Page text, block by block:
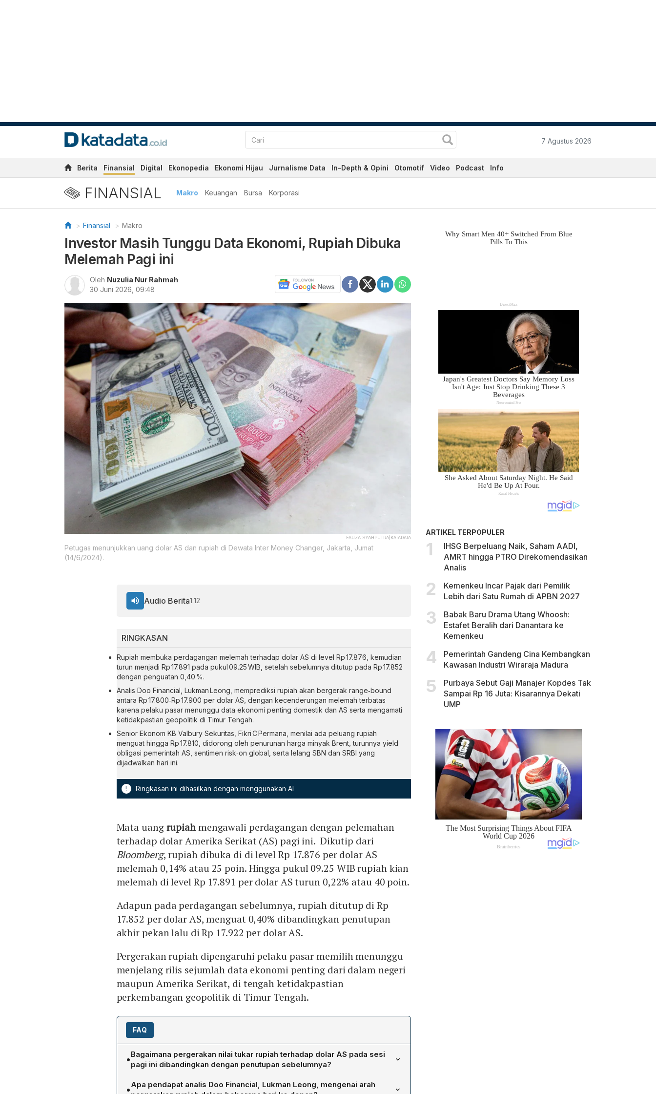
7 Agustus 2026
Berita Finansial Digital Ekonopedia Ekonomi Hijau Jurnalisme Data In-Depth & Opini Otomotif Video Podcast Info
FINANSIAL Makro Keuangan Bursa Korporasi
Finansial Makro
Investor Masih Tunggu Data Ekonomi, Rupiah Dibuka
Melemah Pagi ini
Oleh Nuzulia Nur Rahmah
30 Juni 2026, 09:48
FAUZA SYAHPUTRA|KATADATA
Petugas menunjukkan uang dolar AS dan rupiah di Dewata Inter Money Changer, Jakarta, Jumat
(14/6/2024).
RINGKASAN
Rupiah membuka perdagangan melemah terhadap dolar AS di level Rp 17.876, kemudian
turun menjadi Rp 17.891 pada pukul 09.25 WIB, setelah sebelumnya ditutup pada Rp 17.852
dengan penguatan 0,40 %.
Analis Doo Financial, Lukman Leong, memprediksi rupiah akan bergerak range‑bound
antara Rp 17.800‑Rp 17.900 per dolar AS, dengan kecenderungan melemah terbatas
karena pelaku pasar menunggu data ekonomi penting domestik dan AS serta mengamati
ketidakpastian geopolitik di Timur Tengah.
Senior Ekonom KB Valbury Sekuritas, Fikri C Permana, menilai ada peluang rupiah
menguat hingga Rp 17.810, didorong oleh penurunan harga minyak Brent, turunnya yield
obligasi pemerintah AS, sentimen risk‑on global, serta lelang SBN dan SRBI yang
dijadwalkan hari ini.
! Ringkasan ini dihasilkan dengan menggunakan AI
Audio Berita1:12
Mata uangrupiahmengawali perdagangan dengan pelemahan
terhadap dolar Amerika Serikat (AS) pagi ini. Dikutip dari
Bloomberg, rupiah dibuka di di level Rp 17.876 per dolar AS
melemah 0,14% atau 25 poin. Hingga pukul 09.25 WIB rupiah kian
melemah di level Rp 17.891 per dolar AS turun 0,22% atau 40 poin.
Adapun pada perdagangan sebelumnya, rupiah ditutup di Rp
17.852 per dolar AS, menguat 0,40% dibandingkan penutupan
akhir pekan lalu di Rp 17.922 per dolar AS.
Pergerakan rupiah dipengaruhi pelaku pasar memilih menunggu
menjelang rilis sejumlah data ekonomi penting dari dalam negeri
maupun Amerika Serikat, di tengah ketidakpastian
perkembangan geopolitik di Timur Tengah.
FAQ
•Bagaimana pergerakan nilai tukar rupiah terhadap dolar AS pada sesi
pagi ini dibandingkan dengan penutupan sebelumnya?
Rupiah dibuka pada level Rp 17.876 per dolar AS, melemah 0,14% atau 25 poin.
Pada pukul 09.25 WIB, rupiah melanjutkan pelemahan menjadi Rp 17.891 per dolar
•Apa pendapat analis Doo Financial, Lukman Leong, mengenai arah
ARTIKEL TERPOPULER
IHSG Berpeluang Naik, Saham AADI,
AMRT hingga PTRO Direkomendasikan
Analis
Kemenkeu Incar Pajak dari Pemilik
Lebih dari Satu Rumah di APBN 2027
Babak Baru Drama Utang Whoosh:
Estafet Beralih dari Danantara ke
Kemenkeu
Pemerintah Gandeng Cina Kembangkan
Kawasan Industri Wiraraja Madura
Purbaya Sebut Gaji Manajer Kopdes Tak
Sampai Rp 16 Juta: Kisarannya Dekati
UMP